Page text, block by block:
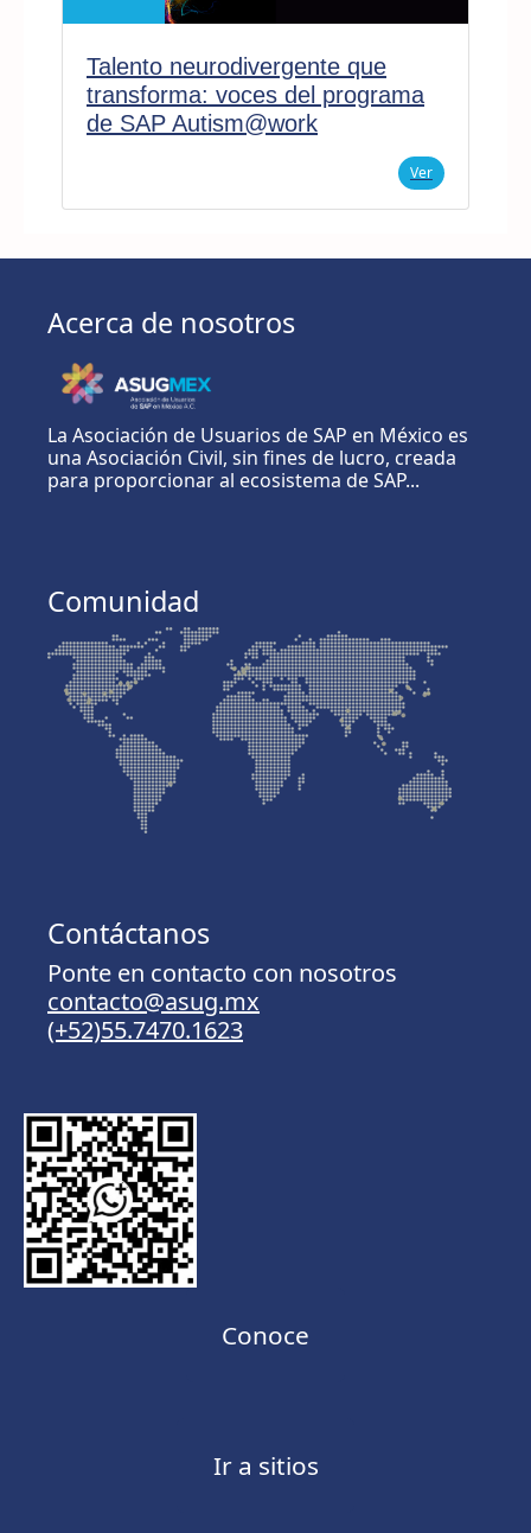
Talento neurodivergente que
transforma: voces del programa
de SAP Autism@work
Ver
Acerca de nosotros
La Asociación de Usuarios de SAP en México es
una Asociación Civil, sin fines de lucro, creada
para proporcionar al ecosistema de SAP...
Comunidad
Contáctanos
Ponte en contacto con nosotros
contacto@asug.mx
(+52)55.7470.1623
Conoce
Ir a sitios